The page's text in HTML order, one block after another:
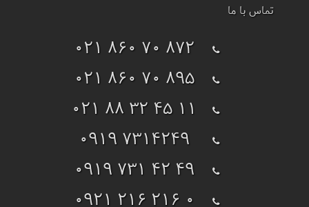
تماس با ما
021 860 70 872
021 860 70 895
021 88 32 45 11
0919 7314249
0919 731 42 49
0921 216 216 0